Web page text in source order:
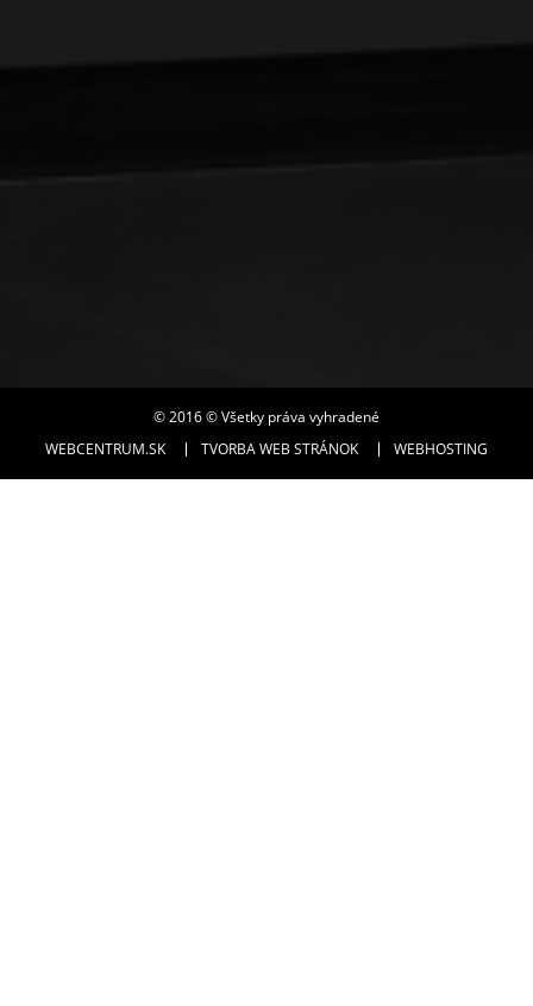
© 2016 © Všetky práva vyhradené
WEBCENTRUM.SK
TVORBA WEB STRÁNOK WEBHOSTING